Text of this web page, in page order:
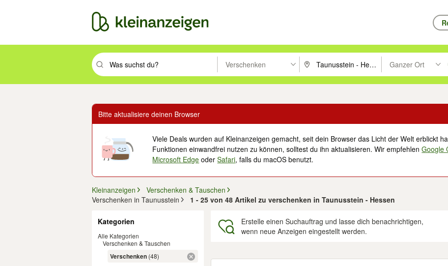
Suchbegriff eingeben. Eingabetaste drücken um zu suchen, oder Vorschläge mit den Pfeiltasten nach oben/unten
Verschenken PLZ oder Ort eingeben. Eingabetaste
Ganzer Ort
Suche im Umkreis
Bitte aktualisiere deinen Browser
Viele Deals wurden auf Kleinanzeigen gemacht, seit dein Browser das Licht der Welt erblickt
Funktionen einwandfrei nutzen zu können, solltest du ihn aktualisieren. Wir empfehlenGoogle
Microsoft Edge oderSafari, falls du macOS benutzt.
Kleinanzeigen
Verschenken & Tauschen
Verschenken in Taunusstein
1 - 25 von 48 Artikel zu verschenken in Taunusstein - Hessen
Kategorien
Alle Kategorien
Verschenken & Tauschen
Verschenken (48)
Erstelle einen Suchauftrag und lasse dich benachrichtigen,
wenn neue Anzeigen eingestellt werden.